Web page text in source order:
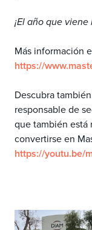
¡El año que
Más información
https://
Descubra
responsable de
que también está
convertirse en
https://youtu.be/